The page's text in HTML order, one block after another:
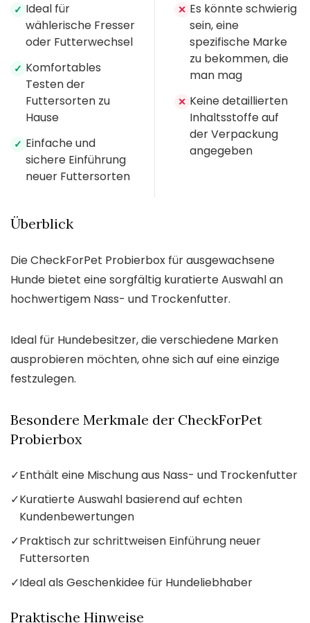
✓ Ideal für
wählerische Fresser
oder Futterwechsel
✓ Komfortables
Testen der
Futtersorten zu
Hause
✓ Einfache und
sichere Einführung
neuer Futtersorten
✕ Es könnte schwierig
sein, eine
spezifische Marke
zu bekommen, die
man mag
✕ Keine detaillierten
Inhaltsstoffe auf
der Verpackung
angegeben
Überblick
Die CheckForPet Probierbox für ausgewachsene
Hunde bietet eine sorgfältig kuratierte Auswahl an
hochwertigem Nass- und Trockenfutter.
Ideal für Hundebesitzer, die verschiedene Marken
ausprobieren möchten, ohne sich auf eine einzige
festzulegen.
Besondere Merkmale der CheckForPet
Probierbox
✓Enthält eine Mischung aus Nass- und Trockenfutter
✓Kuratierte Auswahl basierend auf echten
Kundenbewertungen
✓Praktisch zur schrittweisen Einführung neuer
Futtersorten
✓Ideal als Geschenkidee für Hundeliebhaber
Praktische Hinweise